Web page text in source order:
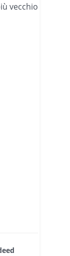
vecchio